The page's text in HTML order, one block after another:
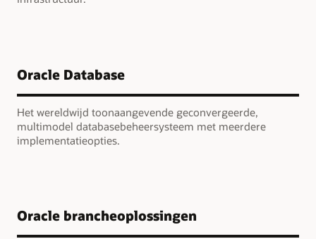
Oracle Database
Het wereldwijd toonaangevende geconvergeerde,
multimodel databasebeheersysteem met meerdere
implementatieopties.
Oracle brancheoplossingen